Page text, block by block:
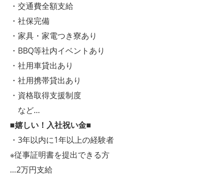
・交通費全額支給
・社保完備
・家具・家電つき寮あり
・BBQ等社内イベントあり
・社用車貸出あり
・社用携帯貸出あり
・資格取得支援制度
など…
■嬉しい！入社祝い金■
・3年以内に1年以上の経験者
※従事証明書を提出できる方
…2万円支給